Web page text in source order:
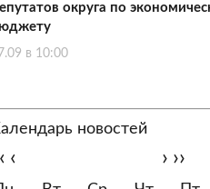
округа по
в 10:00
новостей
‹ › ››